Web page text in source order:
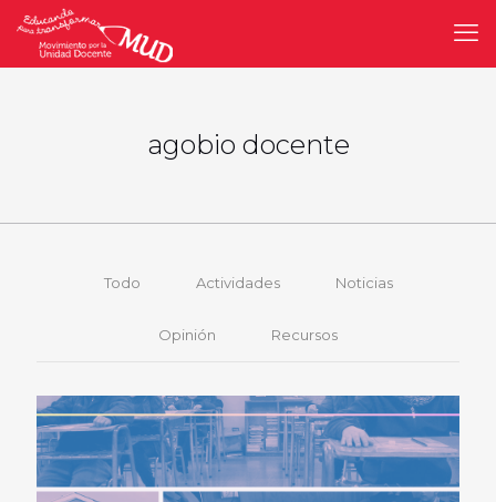
agobio docente
Todo Actividades Noticias
Opinión Recursos